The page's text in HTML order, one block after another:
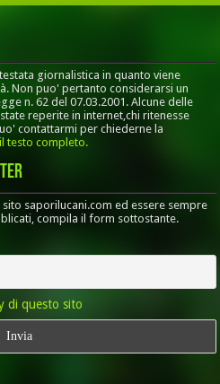
giornalistica in quanto viene
Non puo' pertanto considerarsi un
n. 62 del 07.03.2001. Alcune delle
reperite in internet,chi ritenesse
contattarmi per chiederne la
testo completo.
saporilucani.com ed essere sempre
compila il form sottostante.
di questo sito